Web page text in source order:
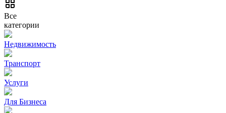
Все
категории
Недвижимость
Транспорт
Услуги
Для Бизнеса